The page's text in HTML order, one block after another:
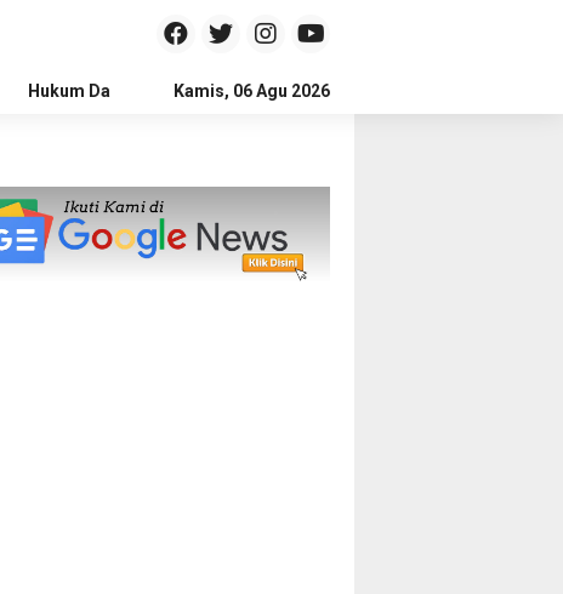
Hukum Dan Kriminal Politik Pendidikan
Kamis, 06 Agu 2026